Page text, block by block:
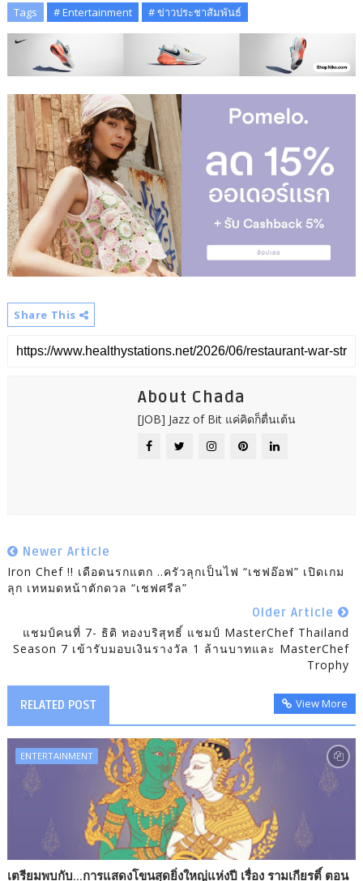
Tags # Entertainment # ข่าวประชาสัมพันธ์
Share This
About Chada
[JOB] Jazz of Bit แค่คิดก็ตื่นเต้น
Newer Article
Iron Chef !! เดือดนรกแตก ..ครัวลุกเป็นไฟ “เชฟอ๊อฟ” เปิดเกม
ลุก เทหมดหน้าตักดวล “เชฟศรีล”
Older Article
แชมป์คนที่ 7- ธิติ ทองบริสุทธิ์ แชมป์ MasterChef Thailand
Season 7 เข้ารับมอบเงินรางวัล 1 ล้านบาทและ MasterChef
Trophy
RELATED POST View More
ENTERTAINMENT
เตรียมพบกับ...การแสดงโขนสุดยิ่งใหญ่แห่งปี เรื่อง รามเกียรติ์ ตอน